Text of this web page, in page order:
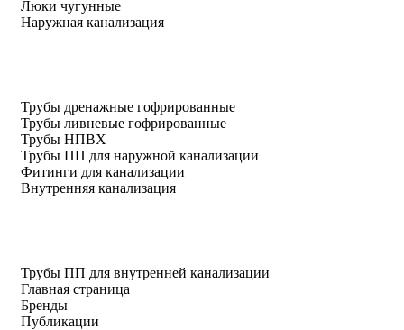
Люки чугунные
Наружная канализация
Трубы дренажные гофрированные
Трубы ливневые гофрированные
Трубы НПВХ
Трубы ПП для наружной канализации
Фитинги для канализации
Внутренняя канализация
Трубы ПП для внутренней канализации
Главная страница
Бренды
Публикации